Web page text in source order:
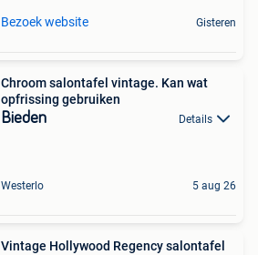
Bezoek website Gisteren
Chroom salontafel vintage. Kan wat
opfrissing gebruiken
Bieden Details
Westerlo 5 aug 26
Vintage Hollywood Regency salontafel